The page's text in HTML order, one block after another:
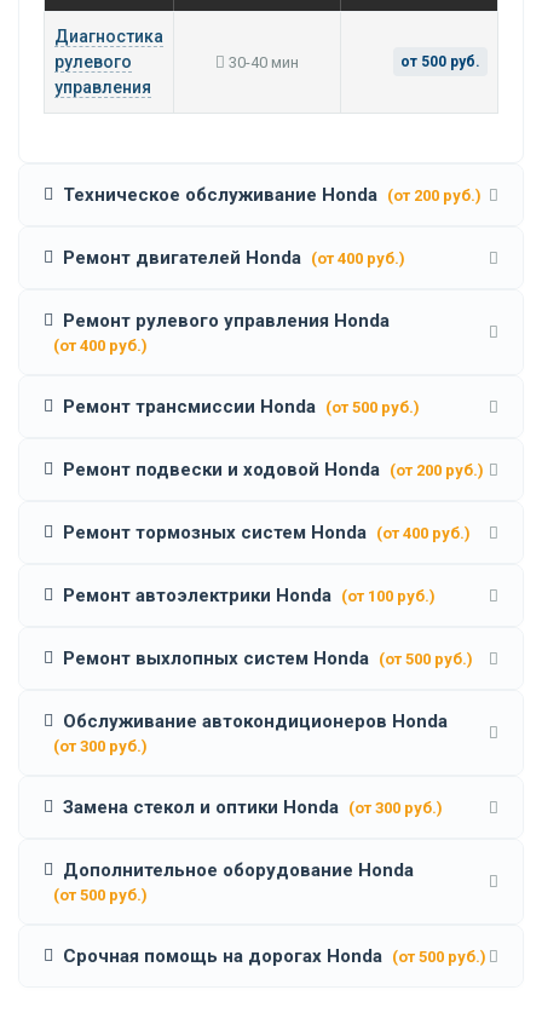
Диагностика
рулевого
управления
30-40 мин от 500 руб.
Техническое обслуживание Honda (от 200 руб.)
Ремонт двигателей Honda (от 400 руб.)
Ремонт рулевого управления Honda
(от 400 руб.)
Ремонт трансмиссии Honda (от 500 руб.)
Ремонт подвески и ходовой Honda (от 200 руб.)
Ремонт тормозных систем Honda (от 400 руб.)
Ремонт автоэлектрики Honda (от 100 руб.)
Ремонт выхлопных систем Honda (от 500 руб.)
Обслуживание автокондиционеров Honda
(от 300 руб.)
Замена стекол и оптики Honda (от 300 руб.)
Дополнительное оборудование Honda
(от 500 руб.)
Срочная помощь на дорогах Honda (от 500 руб.)